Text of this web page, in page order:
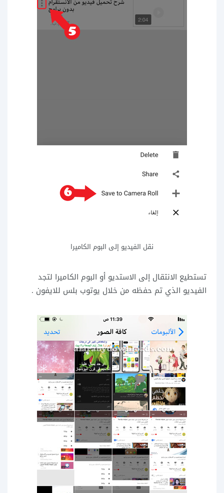
نقل الفيديو إلى البوم الكاميرا
تستطيع الانتقال إلى الاستديو أو البوم الكاميرا لتجد
الفيديو الذي تم حفظه من خلال يوتوب بلس للايفون .